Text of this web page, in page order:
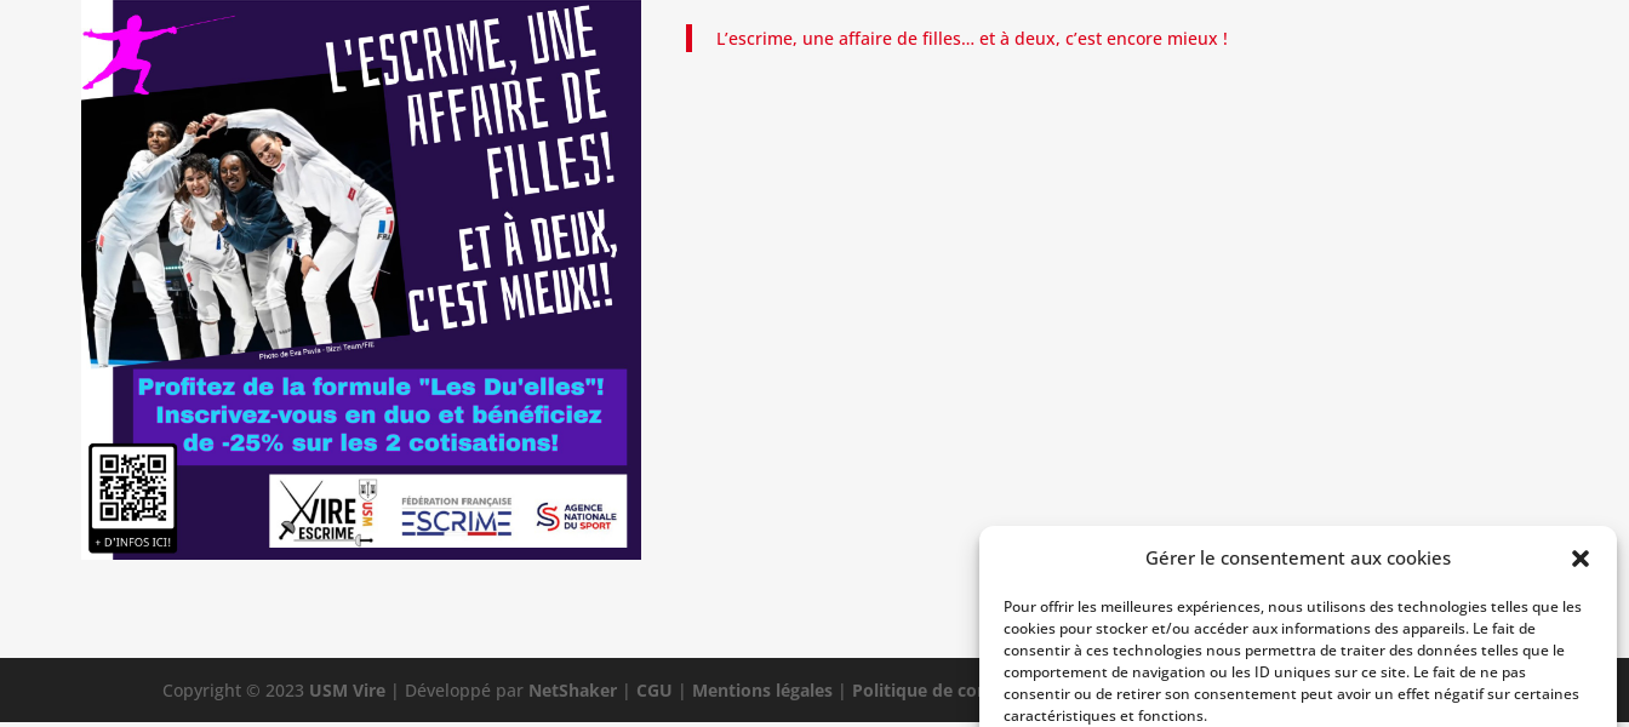
Gérer le consentement aux cookies
Pour offrir les meilleures expériences, nous utilisons des technologies telles que les
cookies pour stocker et/ou accéder aux informations des appareils. Le fait de
consentir à ces technologies nous permettra de traiter des données telles que le
comportement de navigation ou les ID uniques sur ce site. Le fait de ne pas
consentir ou de retirer son consentement peut avoir un effet négatif sur certaines
caractéristiques et fonctions.
L’escrime, une affaire de filles… et à deux, c’est encore mieux !
Copyright © 2023 USM Vire | Développé par NetShaker | CGU | Mentions légales | Politique de confidentialité